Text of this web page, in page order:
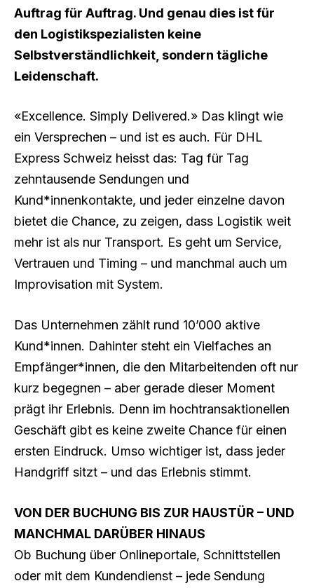
Auftrag für Auftrag. Und genau dies ist für
den Logistikspezialisten keine
Selbstverständlichkeit, sondern tägliche
Leidenschaft.
«Excellence. Simply Delivered.» Das klingt wie
ein Versprechen – und ist es auch. Für DHL
Express Schweiz heisst das: Tag für Tag
zehntausende Sendungen und
Kund*innenkontakte, und jeder einzelne davon
bietet die Chance, zu zeigen, dass Logistik weit
mehr ist als nur Transport. Es geht um Service,
Vertrauen und Timing – und manchmal auch um
Improvisation mit System.
Das Unternehmen zählt rund 10’000 aktive
Kund*innen. Dahinter steht ein Vielfaches an
Empfänger*innen, die den Mitarbeitenden oft nur
kurz begegnen – aber gerade dieser Moment
prägt ihr Erlebnis. Denn im hochtransaktionellen
Geschäft gibt es keine zweite Chance für einen
ersten Eindruck. Umso wichtiger ist, dass jeder
Handgriff sitzt – und das Erlebnis stimmt.
VON DER BUCHUNG BIS ZUR HAUSTÜR – UND
MANCHMAL DARÜBER HINAUS
Ob Buchung über Onlineportale, Schnittstellen
oder mit dem Kundendienst – jede Sendung